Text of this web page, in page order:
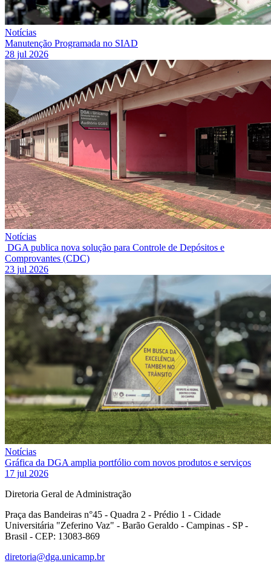
Notícias
Manutenção Programada no SIAD
28 jul 2026
Notícias
DGA publica nova solução para Controle de Depósitos e
Comprovantes (CDC)
23 jul 2026
Notícias
Gráfica da DGA amplia portfólio com novos produtos e serviços
17 jul 2026
Diretoria Geral de Administração
Praça das Bandeiras n°45 - Quadra 2 - Prédio 1 - Cidade
Universitária "Zeferino Vaz" - Barão Geraldo - Campinas - SP -
Brasil - CEP: 13083-869
diretoria@dga.unicamp.br